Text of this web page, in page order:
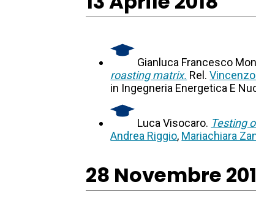
Gianluca Francesco
roasting matrix. Rel.
in Ingegneria Energetica E
Luca Visocaro. Testing
Andrea Riggio, Mariachiara
28 Novembre